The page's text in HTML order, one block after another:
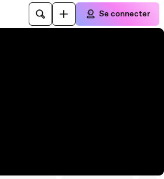
Se connecter